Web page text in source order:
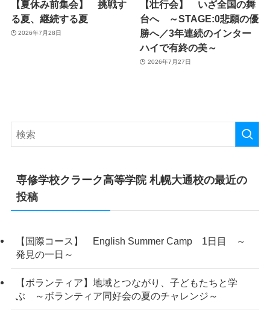
【夏休み前集会】 挑戦す
る夏、継続する夏
2026年7月28日
【壮行会】 いざ全国の舞
台へ ～STAGE:0悲願の優
勝へ／3年連続のインター
ハイで有終の美～
2026年7月27日
専修学校クラーク高等学院 札幌大通校の最近の
投稿
【国際コース】 English Summer Camp 1日目 ～
発見の一日～
【ボランティア】地域とつながり、子どもたちと学
ぶ ～ボランティア同好会の夏のチャレンジ～